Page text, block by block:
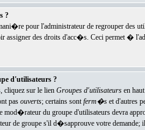
?
pour l'administrateur de regrouper des
assigner des droits d'acc�s. Ceci permet
d'utilisateurs ?
cliquez sur le lien Groupes d'utilisateursen haut
pas ouverts; certains sontferm�set d'autres
du groupe d'utilisateurs devra
de groupe s'il d�sapprouve votre demande;